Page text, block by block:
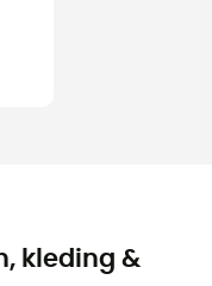
kleding &